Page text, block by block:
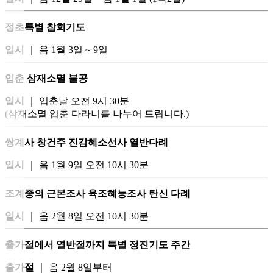
정초특별 참회기도
일시 ｜ 음 1월 3일 ~ 9일
입춘 삼재소멸 불공
일시
｜ 입춘날 오전 9시 30분
(삼재소멸 입춘 다라니를 나누어 드립니다.)
쌍계사 창건주 진감혜소선사 열반다례
일시 ｜ 음 1월 9일 오전 10시 30분
조계종의 근본조사 육조혜능조사 탄신 다례
일시 ｜ 음 2월 8일 오전 10시 30분
출가절에서 열반절까지 특별 정진기도 주간
출가절 ｜ 음 2월 8일부터